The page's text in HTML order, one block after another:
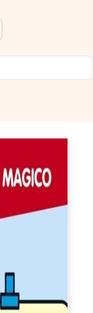
ontvang
op te nemen, in